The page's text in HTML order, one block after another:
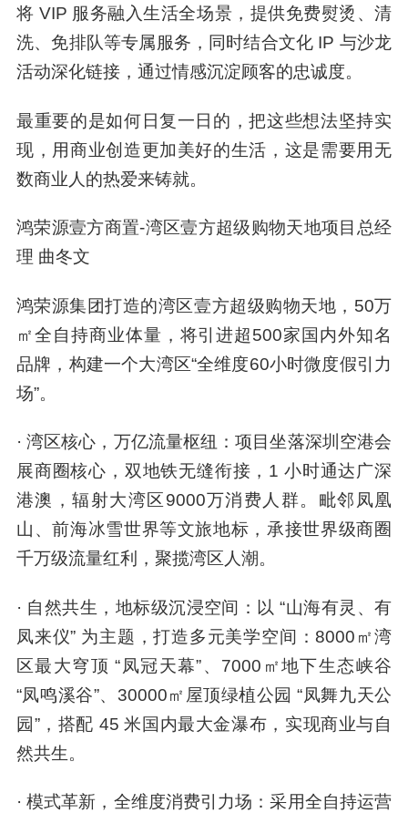
将 VIP 服务融入生活全场景，提供免费熨烫、清
洗、免排队等专属服务，同时结合文化 IP 与沙龙
活动深化链接，通过情感沉淀顾客的忠诚度。
最重要的是如何日复一日的，把这些想法坚持实
现，用商业创造更加美好的生活，这是需要用无
数商业人的热爱来铸就。
鸿荣源壹方商置-湾区壹方超级购物天地项目总经
理 曲冬文
鸿荣源集团打造的湾区壹方超级购物天地，50万
㎡全自持商业体量，将引进超500家国内外知名
品牌，构建一个大湾区“全维度60小时微度假引力
场”。
· 湾区核心，万亿流量枢纽：项目坐落深圳空港会
展商圈核心，双地铁无缝衔接，1 小时通达广深
港澳，辐射大湾区9000万消费人群。毗邻凤凰
山、前海冰雪世界等文旅地标，承接世界级商圈
千万级流量红利，聚揽湾区人潮。
· 自然共生，地标级沉浸空间：以 “山海有灵、有
凤来仪” 为主题，打造多元美学空间：8000㎡湾
区最大穹顶 “凤冠天幕”、7000㎡地下生态峡谷
“凤鸣溪谷”、30000㎡屋顶绿植公园 “凤舞九天公
园”，搭配 45 米国内最大金瀑布，实现商业与自
然共生。
· 模式革新，全维度消费引力场：采用全自持运营